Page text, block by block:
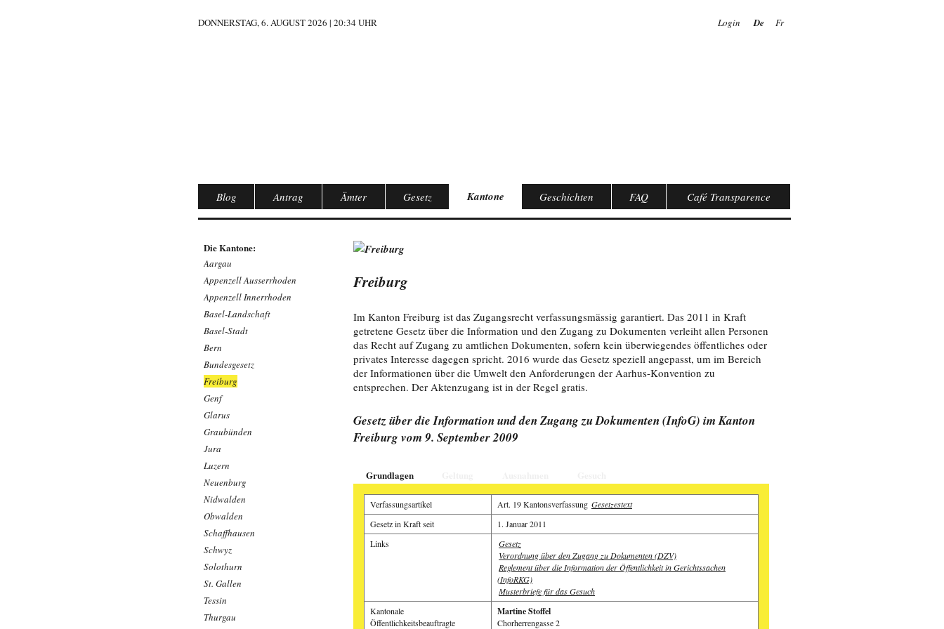
DONNERSTAG, 6. AUGUST 2026 | 20:34 UHR Login De Fr
Blog Antrag Ämter Gesetz Kantone Geschichten FAQ Café Transparence
Die Kantone:
Aargau
Appenzell Ausserrhoden
Appenzell Innerrhoden
Basel-Landschaft
Basel-Stadt
Bern
Bundesgesetz
Freiburg
Genf
Glarus
Graubünden
Jura
Luzern
Neuenburg
Nidwalden
Obwalden
Schaffhausen
Schwyz
Solothurn
St. Gallen
Tessin
Thurgau
Freiburg
Im Kanton Freiburg ist das Zugangsrecht verfassungsmässig garantiert. Das 2011 in Kraft
getretene Gesetz über die Information und den Zugang zu Dokumenten verleiht allen Personen
das Recht auf Zugang zu amtlichen Dokumenten, sofern kein überwiegendes öffentliches oder
privates Interesse dagegen spricht. 2016 wurde das Gesetz speziell angepasst, um im Bereich
der Informationen über die Umwelt den Anforderungen der Aarhus-Konvention zu
entsprechen. Der Aktenzugang ist in der Regel gratis.
Gesetz über die Information und den Zugang zu Dokumenten (InfoG) im Kanton
Freiburg vom 9. September 2009
Grundlagen
Verfassungsartikel Art. 19 Kantonsverfassung Gesetzestext
Gesetz in Kraft seit
1. Januar 2011
Links
Gesetz
Verordnung über den Zugang zu Dokumenten (DZV)
Reglement über die Information der Öffentlichkeit in Gerichtssachen
(InfoRKG)
Musterbriefe für das Gesuch
Kantonale
Öffentlichkeitsbeauftragte
Martine Stoffel
Chorherrengasse 2